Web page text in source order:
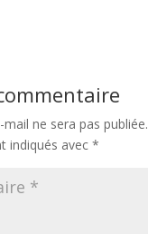
ne sera pas publiée.
indiqués avec *